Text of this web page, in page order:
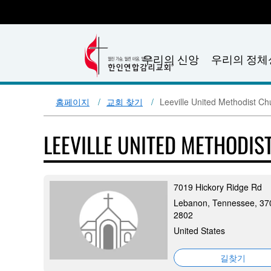
우리의 신앙 우리의 정체
홈페이지 교회 찾기 Leeville United Methodist
LEEVILLE UNITED
7019 Hickory Ridge Rd
Lebanon, Tennessee,
2802
United States
길찾기